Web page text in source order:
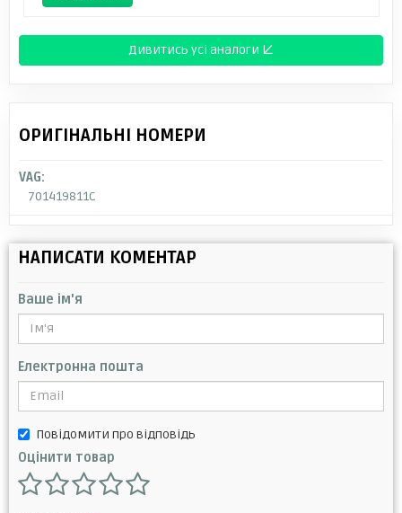
Дивитись усі аналоги ↓
ОРИГІНАЛЬНІ НОМЕРИ
VAG:
701419811C
НАПИСАТИ КОМЕНТАР
Ваше ім'я
Електронна пошта
Повідомити про відповідь
Оцінити товар